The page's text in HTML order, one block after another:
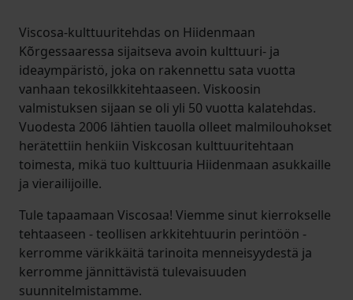
Viscosa-kulttuuritehdas on Hiidenmaan
Kõrgessaaressa sijaitseva avoin kulttuuri- ja
ideaympäristö, joka on rakennettu sata vuotta
vanhaan tekosilkkitehtaaseen. Viskoosin
valmistuksen sijaan se oli yli 50 vuotta kalatehdas.
Vuodesta 2006 lähtien tauolla olleet malmilouhokset
herätettiin henkiin Viskcosan kulttuuritehtaan
toimesta, mikä tuo kulttuuria Hiidenmaan asukkaille
ja vierailijoille.
Tule tapaamaan Viscosaa! Viemme sinut kierrokselle
tehtaaseen - teollisen arkkitehtuurin perintöön -
kerromme värikkäitä tarinoita menneisyydestä ja
kerromme jännittävistä tulevaisuuden
suunnitelmistamme.